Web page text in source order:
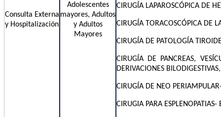
Consulta Externa
y Hospitalización
Adolescentes
mayores, Adultos
y Adultos
Mayores
CIRUGÍA LAPAROSCÓPICA DE
CIRUGÍA TORACOSCÓPICA DE
CIRUGÍA DE PATOLOGÍA
CIRUGÍA DE PANCREAS,
DERIVACIONES
CIRUGÍA DE NEO
CIRUGIA PARA